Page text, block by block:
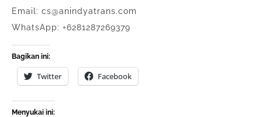
Email: cs@anindyatrans.com
WhatsApp: +6281287269379
Bagikan ini:
Twitter Facebook
Menyukai ini: